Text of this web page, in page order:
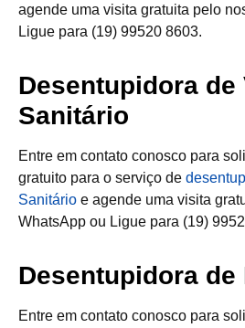
agende uma visita gratuita pelo
Ligue para (19) 99520 8603.
Desentupidora de
Sanitário
Entre em contato conosco para
gratuito para o serviço de
Sanitário e agende uma visita
WhatsApp ou Ligue para (19)
Desentupidora de
Entre em contato conosco para